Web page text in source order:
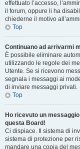
effettuato l’accesso,
il forum, oppure li ha
chiederne il motivo
Top
Continuano ad arrivarmi
È possibile eliminare
utilizzando le regole dei
Utente. Se si ricevono
segnala i messaggi ai
di inviare messaggi privati​​.
Top
Ho ricevuto un
questa Board!
Ci dispiace. Il sistema di
sistema di protezione per
mandare una copia del